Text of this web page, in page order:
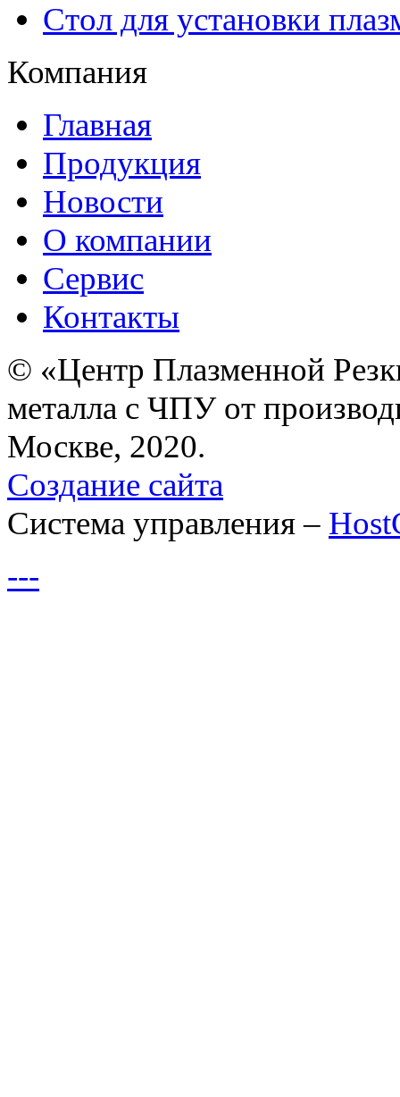
Стол для установки
Компания
Главная
Продукция
Новости
О компании
Сервис
Контакты
© «Центр Плазменной
металла с ЧПУ от
Москве, 2020.
Создание сайта
Система управления –
---